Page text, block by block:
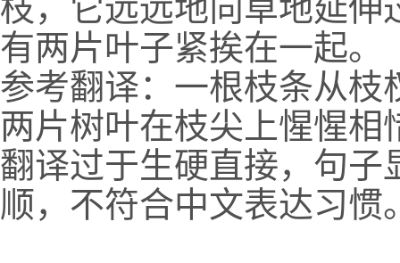
枝，它远远地向草地延伸
有两片叶子紧挨在一起。
参考翻译：一根枝条从枝
两片树叶在枝尖上惺惺相
翻译过于生硬直接，句子
顺，不符合中文表达习惯